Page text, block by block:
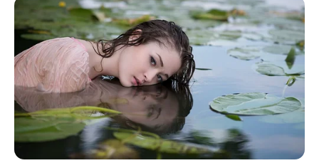
Warna Mata: –
Warna Kulit: –
Ukuran Tubuh: –
Ukuran Sepatu: –
Ukuran Baju: –
Pendidikan